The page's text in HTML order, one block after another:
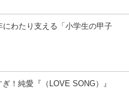
にわたり支える「小学生の甲子
！純愛『（LOVE SONG）』